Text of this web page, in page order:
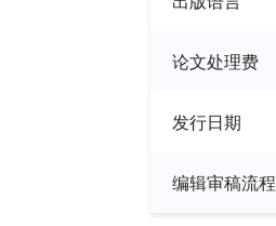
论文处理费
发行日期
编辑审稿流程